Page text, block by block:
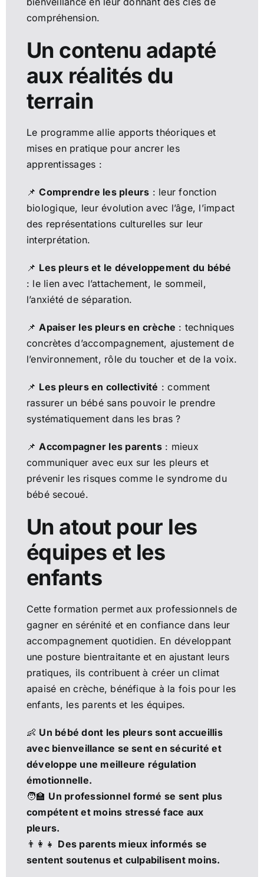
compréhension.
Un contenu adapté
aux réalités du
terrain
Le programme allie apports théoriques et
mises en pratique pour ancrer les
apprentissages :
📌Comprendre les pleurs : leur fonction
biologique, leur évolution avec l’âge, l’impact
des représentations culturelles sur leur
interprétation.
📌 Les pleurs et le développement du bébé
: le lien avec l’attachement, le sommeil,
l’anxiété de séparation.
📌Apaiser les pleurs en crèche : techniques
concrètes d’accompagnement, ajustement de
l’environnement, rôle du toucher et de la voix.
📌 Les pleurs en collectivité : comment
rassurer un bébé sans pouvoir le prendre
systématiquement dans les bras ?
📌Accompagner les parents: mieux
communiquer avec eux sur les pleurs et
prévenir les risques comme le syndrome du
bébé secoué.
Un atout pour les
équipes et les
enfants
Cette formation permet aux professionnels de
gagner en sérénité et en confiance dans leur
accompagnement quotidien. En développant
une posture bientraitante et en ajustant leurs
pratiques, ils contribuent à créer un climat
apaisé en crèche, bénéfique à la fois pour les
enfants, les parents et les équipes.
👶 Un bébé dont les pleurs sont accueillis
avec bienveillance se sent en sécurité et
développe une meilleure régulation
émotionnelle.
🧑‍🏫 Un professionnel formé se sent plus
compétent et moins stressé face aux
pleurs.
👨‍👩‍👧 Des parents mieux informés se
sentent soutenus et culpabilisent moins.